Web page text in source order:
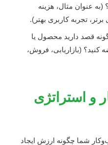
مثال، هزینه
تجربه کاربری بهتر).
دارید محصول یا
(بازاریابی، فروش،
استراتژی
چگونه ارزش ایجاد